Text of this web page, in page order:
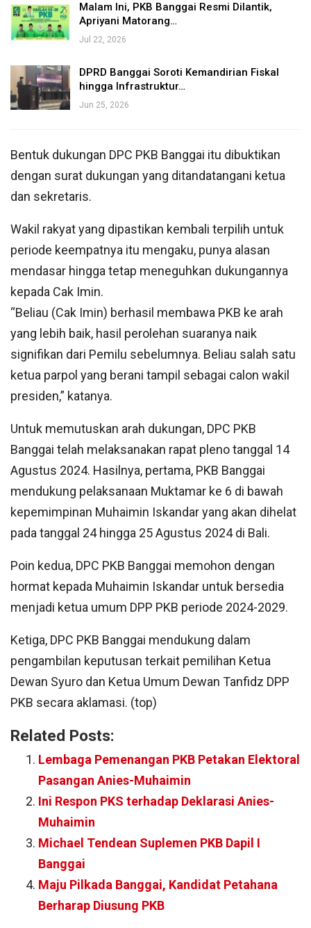
Malam Ini, PKB Banggai Resmi Dilantik,
Apriyani Matorang…
Jul 22, 2026
DPRD Banggai Soroti Kemandirian Fiskal
hingga Infrastruktur…
Jun 25, 2026
Bentuk dukungan DPC PKB Banggai itu dibuktikan
dengan surat dukungan yang ditandatangani ketua
dan sekretaris.
Wakil rakyat yang dipastikan kembali terpilih untuk
periode keempatnya itu mengaku, punya alasan
mendasar hingga tetap meneguhkan dukungannya
kepada Cak Imin.
“Beliau (Cak Imin) berhasil membawa PKB ke arah
yang lebih baik, hasil perolehan suaranya naik
signifikan dari Pemilu sebelumnya. Beliau salah satu
ketua parpol yang berani tampil sebagai calon wakil
presiden,” katanya.
Untuk memutuskan arah dukungan, DPC PKB
Banggai telah melaksanakan rapat pleno tanggal 14
Agustus 2024. Hasilnya, pertama, PKB Banggai
mendukung pelaksanaan Muktamar ke 6 di bawah
kepemimpinan Muhaimin Iskandar yang akan dihelat
pada tanggal 24 hingga 25 Agustus 2024 di Bali.
Poin kedua, DPC PKB Banggai memohon dengan
hormat kepada Muhaimin Iskandar untuk bersedia
menjadi ketua umum DPP PKB periode 2024-2029.
Ketiga, DPC PKB Banggai mendukung dalam
pengambilan keputusan terkait pemilihan Ketua
Dewan Syuro dan Ketua Umum Dewan Tanfidz DPP
PKB secara aklamasi. (top)
Related Posts:
Lembaga Pemenangan PKB Petakan Elektoral
Pasangan Anies-Muhaimin
Ini Respon PKS terhadap Deklarasi Anies-
Muhaimin
Michael Tendean Suplemen PKB Dapil I
Banggai
Maju Pilkada Banggai, Kandidat Petahana
Berharap Diusung PKB